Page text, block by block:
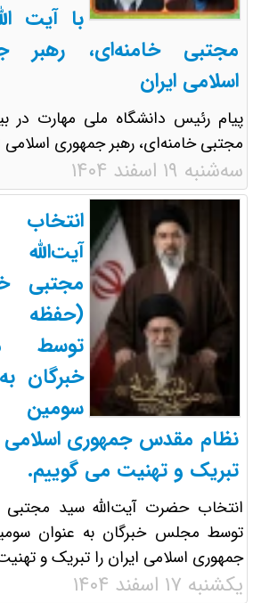
با آیت
مجتبی خامنه‌ای، رهبر
اسلامی ایران
پیام رئیس دانشگاه ملی مهارت در
مجتبی خامنه‌ای، رهبر جمهوری اسلامی
سه‌شنبه ۱۹ اسفند ۱۴۰۴
مجتبی
(حفظه
توسط
خبرگان
سومین
نظام مقدس جمهوری اسلامی
تبریک و تهنیت می گوییم.
انتخاب حضرت آیت‌الله سید مجتبی
توسط مجلس خبرگان به عنوان
جمهوری اسلامی ایران را تبریک و
یکشنبه ۱۷ اسفند ۱۴۰۴